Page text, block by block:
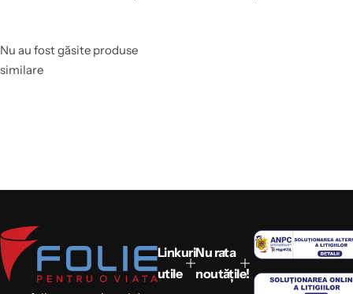
Nu au fost găsite produse
similare
Linkuri
utile
Nu rata
noutățile!